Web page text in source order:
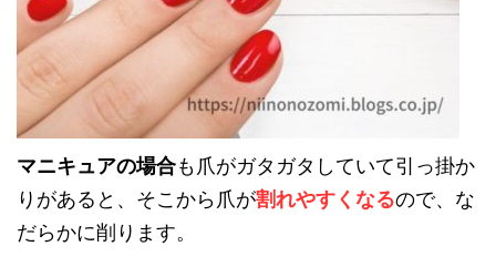
マニキュアの場合も爪がガタガタしていて引っ掛か
りがあると、そこから爪が割れやすくなるので、な
だらかに削ります。